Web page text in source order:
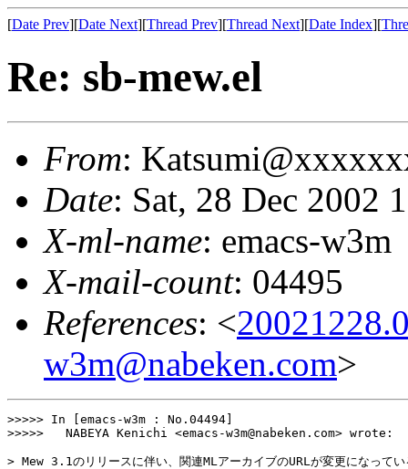
[Date Prev][Date Next][Thread Prev][Thread Next][Date Index][
Re: sb-mew.el
From:
Date: Sat, 28 Dec 2002
X-ml-name: emacs-w3m
X-mail-count: 04495
References: <
w3m@nabeken.com>
>>>>> In [emacs-w3m : No.04494]
>>>>>	NABEYA Kenichi <emacs-w3m@nabeken.com> wrote:
> Mew 3.1のリリースに伴い、関連MLアーカイブのURLが変更になってい